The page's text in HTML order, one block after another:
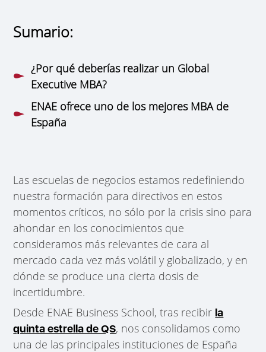
Sumario:
¿Por qué deberías realizar un Global
Executive MBA?
ENAE ofrece uno de los mejores MBA de
España
Las escuelas de negocios estamos redefiniendo
nuestra formación para directivos en estos
momentos críticos, no sólo por la crisis sino para
ahondar en los conocimientos que
consideramos más relevantes de cara al
mercado cada vez más volátil y globalizado, y en
dónde se produce una cierta dosis de
incertidumbre.
Desde ENAE Business School, tras recibir la
quinta estrella de QS, nos consolidamos como
una de las principales instituciones de España